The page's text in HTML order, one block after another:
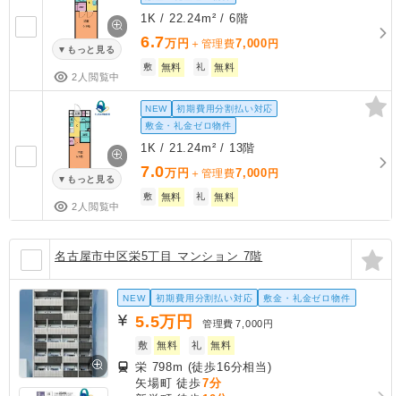
もっと見る
2人閲覧中
1K / 22.24m² / 6階
6.7万円 ＋管理費7,000 円
敷 無料 礼 無料
もっと見る
2人閲覧中
NEW
初期費用分割払い対応
敷金・礼金ゼロ物件
1K / 21.24m² / 13階
7.0万円 ＋管理費7,000 円
敷 無料 礼 無料
名古屋市中区栄5丁目 マンション 7階
NEW 初期費用分割払い対応 敷金・礼金ゼロ物件
5.5万円 管理費 7,000円
敷
無料 礼 無料
栄 798m (徒歩16分相当)
矢場町 徒歩7分